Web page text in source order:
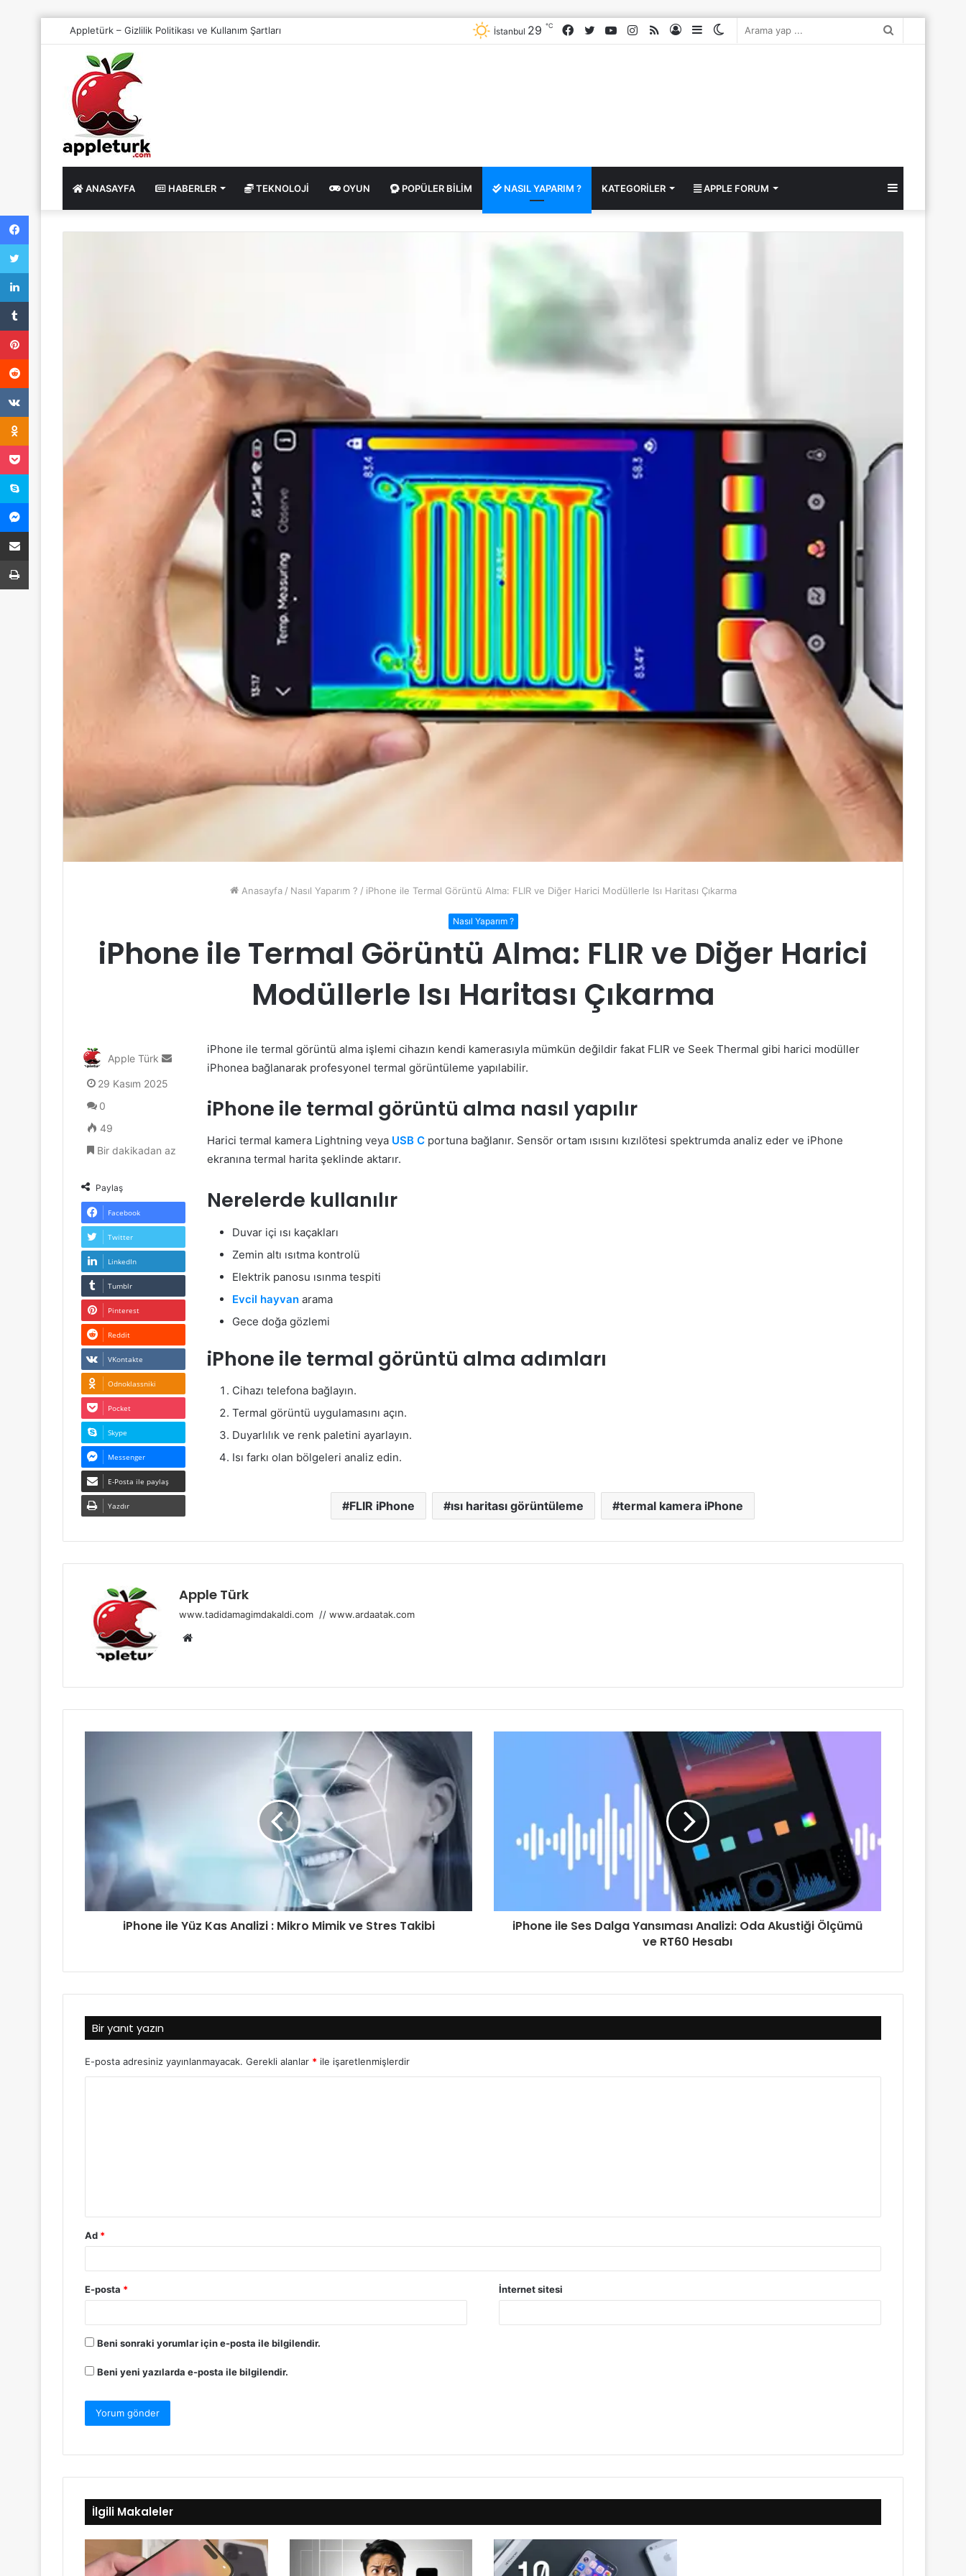
Appletürk – Gizlilik Politikası ve Kullanım Şartları
Kenar
Kayıt
RSS
Instagram
YouTube
Twitter
Facebook
İstanbul 29 ℃
ANASAYFA HABERLER TEKNOLOJI OYUN POPÜLER BILIM NASIL YAPARIM ? KATEGORILER APPLE FORUM Kenar
Bölmesi
Anasayfa / Nasıl Yaparım ? / iPhone ile Termal Görüntü Alma: FLIR ve Diğer Harici Modüllerle Isı Haritası Çıkarma
Nasıl Yaparım ?
iPhone ile Termal Görüntü Alma: FLIR ve Diğer Harici
Modüllerle Isı Haritası Çıkarma
iPhone ile termal görüntü alma işlemi cihazın kendi kamerasıyla mümkün değildir fakat FLIR ve Seek Thermal gibi harici modüller
iPhonea bağlanarak profesyonel termal görüntüleme yapılabilir.
iPhone ile termal görüntü alma nasıl yapılır
Harici termal kamera Lightning veya USB C portuna bağlanır. Sensör ortam ısısını kızılötesi spektrumda analiz eder ve iPhone
ekranına termal harita şeklinde aktarır.
Nerelerde kullanılır
Duvar içi ısı kaçakları
Zemin altı ısıtma kontrolü
Elektrik panosu ısınma tespiti
Evcil hayvan arama
Gece doğa gözlemi
iPhone ile termal görüntü alma adımları
Cihazı telefona bağlayın.
Termal görüntü uygulamasını açın.
Duyarlılık ve renk paletini ayarlayın.
Isı farkı olan bölgeleri analiz edin.
FLIR iPhone ısı haritası görüntüleme termal kamera iPhone
Apple Türk
Bir
göndermek
29 Kasım 2025
0
49
Bir dakikadan az
Paylaş
Facebook
Twitter
LinkedIn
Tumblr
Pinterest
Reddit
VKontakte
Odnoklassniki
Pocket
Skype
Messenger
E-Posta ile paylaş
Yazdır
Apple Türk
www.tadidamagimdakaldi.com // www.ardaatak.com
Web
iPhone ile Yüz Kas Analizi : Mikro Mimik ve Stres Takibi
iPhone ile Ses Dalga Yansıması Analizi: Oda Akustiği Ölçümü
ve RT60 Hesabı
Bir yanıt yazın
E-posta adresiniz yayınlanmayacak. Gerekli alanlar * ile işaretlenmişlerdir
Ad *
E-posta * İnternet sitesi
Beni sonraki yorumlar için e-posta ile bilgilendir.
Beni yeni yazılarda e-posta ile bilgilendir.
İlgili Makaleler
Facebook
Twitter
LinkedIn
Tumblr
Pinterest
Reddit
VKontakte
Odnoklassniki
Pocket
Skype
Messenger
E-Posta ile paylaş